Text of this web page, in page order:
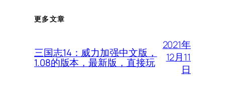
更多文章
三国志14：威力加强中文版，
1.08的版本，最新版，直接玩
2021年
12月11
日